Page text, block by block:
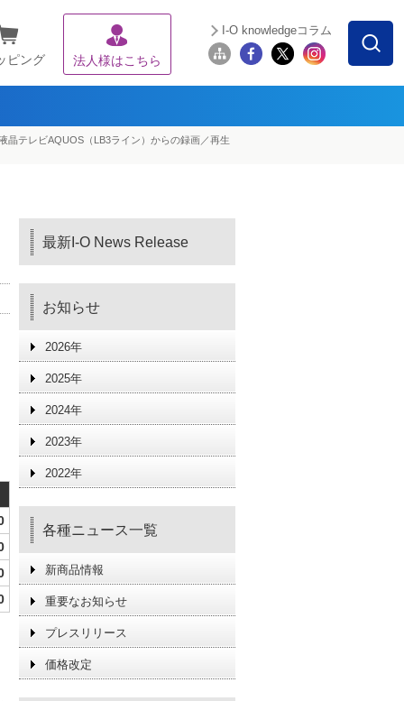
ピング 法人様はこちら
I-O knowledgeコラム
晶テレビAQUOS（LB3ライン）からの録画／再生
最新I-O News Release
お知らせ
2026年
2025年
2024年
2023年
2022年
各種ニュース一覧
新商品情報
重要なお知らせ
プレスリリース
価格改定